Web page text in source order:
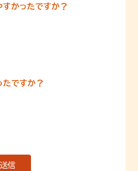
すかったですか？
たですか？